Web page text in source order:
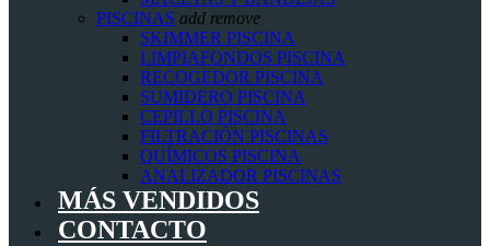
PISCINAS add remove
SKIMMER PISCINA
LIMPIAFONDOS PISCINA
RECOGEDOR PISCINA
SUMIDERO PISCINA
CEPILLO PISCINA
FILTRACIÓN PISCINAS
QUÍMICOS PISCINA
ANALIZADOR PISCINAS
MÁS VENDIDOS
CONTACTO